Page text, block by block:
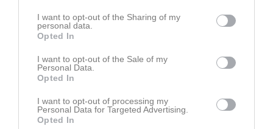
I want to opt-out of the Sharing of my
personal data.
Opted In
I want to opt-out of the Sale of my
Personal Data.
Opted In
I want to opt-out of processing my
Personal Data for Targeted Advertising.
Opted In
Senast uppladdade video
Ingen video uppladdad